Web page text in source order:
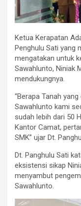
Ketua Kerapatan
Penghulu Sati yang
mengatakan untuk
Sawahlunto, Niniak
mendukungnya.
“Berapa Tanah
Sawahlunto kami
sudah lebih dari 50
Kantor Camat,
SMK” ujar Dt.
Dt. Panghulu Sati
eksistensi sikap
menyambut
Sawahlunto.